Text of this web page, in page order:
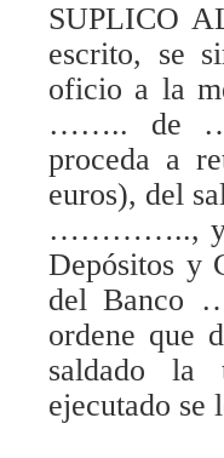
SUPLICO
escrito, se
oficio a la
…….. de
proceda a
euros), del
………….., y a
Depósitos y
del Banco
ordene que
saldado la
ejecutado se